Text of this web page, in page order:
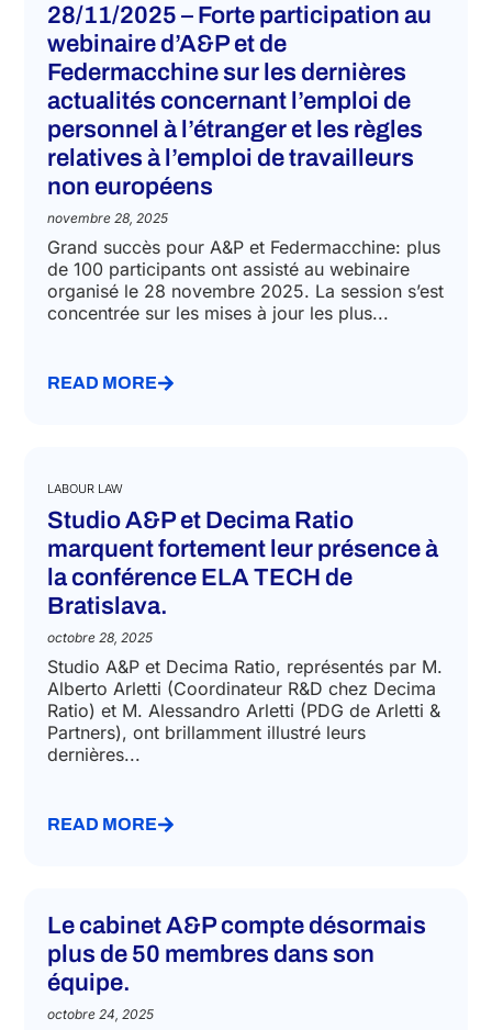
28/11/2025 – Forte participation au
webinaire d’A&P et de
Federmacchine sur les dernières
actualités concernant l’emploi de
personnel à l’étranger et les règles
relatives à l’emploi de travailleurs
non européens
novembre 28, 2025
Grand succès pour A&P et Federmacchine: plus
de 100 participants ont assisté au webinaire
organisé le 28 novembre 2025. La session s’est
concentrée sur les mises à jour les plus...
READ MORE
LABOUR LAW
Studio A&P et Decima Ratio
marquent fortement leur présence à
la conférence ELA TECH de
Bratislava.
octobre 28, 2025
Studio A&P et Decima Ratio, représentés par M.
Alberto Arletti (Coordinateur R&D chez Decima
Ratio) et M. Alessandro Arletti (PDG de Arletti &
Partners), ont brillamment illustré leurs
dernières...
READ MORE
Le cabinet A&P compte désormais
plus de 50 membres dans son
équipe.
octobre 24, 2025